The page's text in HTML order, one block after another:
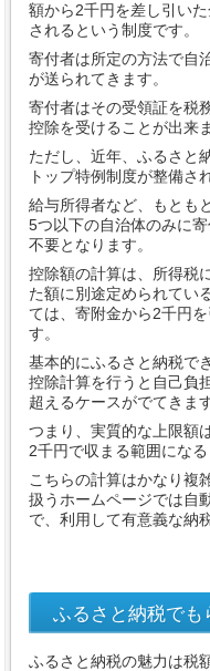
額から2千円を差し引い
されるという制度です。
寄付者は所定の方法で自
が送られてきます。
寄付者はその受領証を税
控除を受けることが出来
ただし、近年、ふるさと
トップ特例制度が整備さ
給与所得者など、もとも
5つ以下の自治体のみに
不要となります。
控除額の計算は、所得税
た額に別途定められてい
ては、寄附金から2千円
す。
基本的にふるさと納税で
控除計算を行うと自己負
超えるケースがでてきます
つまり、実質的な上限額
2千円で収まる範囲になる
こちらの計算はかなり複
扱うホームページでは自
で、利用して有意義な納
ふるさと納税でも
ふるさと納税の魅力は税